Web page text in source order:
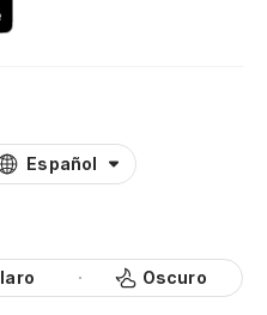
Español
Oscuro